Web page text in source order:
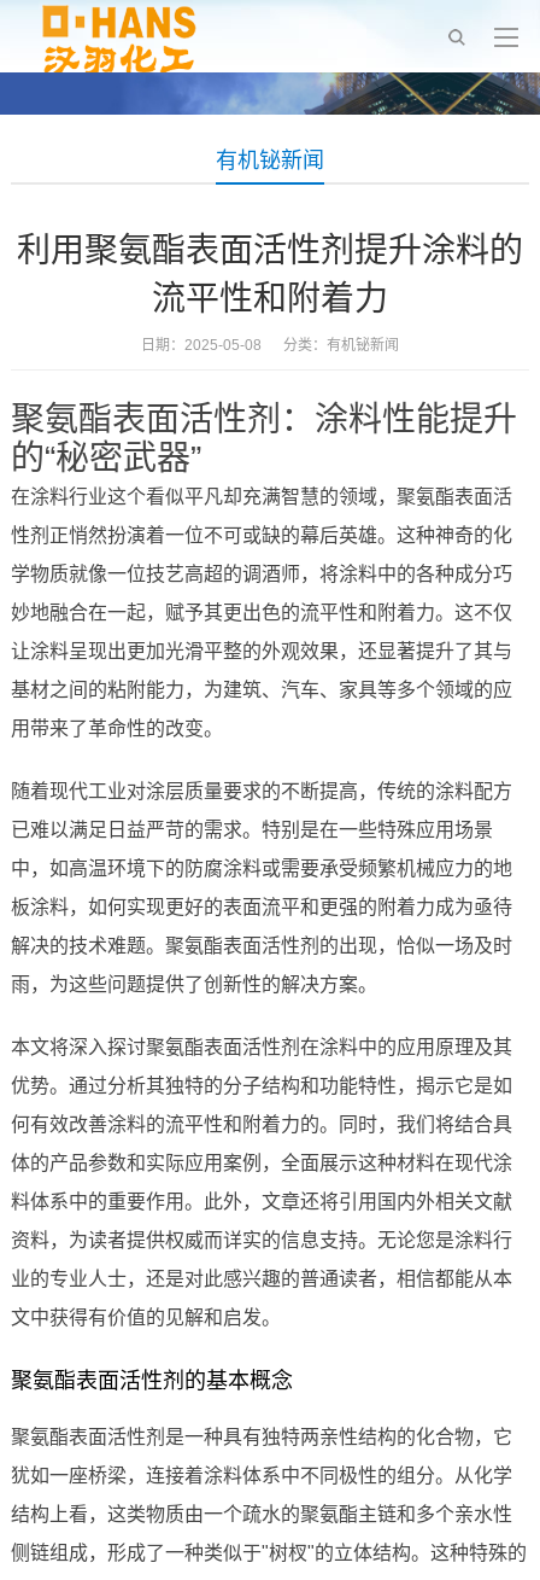
有机铋新闻
利用聚氨酯表面活性剂提升涂料的
流平性和附着力
日期：2025-05-08 分类： 有机铋新闻
聚氨酯表面活性剂：涂料性能提升
的“秘密武器”
在涂料行业这个看似平凡却充满智慧的领域，聚氨酯表面活
性剂正悄然扮演着一位不可或缺的幕后英雄。这种神奇的化
学物质就像一位技艺高超的调酒师，将涂料中的各种成分巧
妙地融合在一起，赋予其更出色的流平性和附着力。这不仅
让涂料呈现出更加光滑平整的外观效果，还显著提升了其与
基材之间的粘附能力，为建筑、汽车、家具等多个领域的应
用带来了革命性的改变。
随着现代工业对涂层质量要求的不断提高，传统的涂料配方
已难以满足日益严苛的需求。特别是在一些特殊应用场景
中，如高温环境下的防腐涂料或需要承受频繁机械应力的地
板涂料，如何实现更好的表面流平和更强的附着力成为亟待
解决的技术难题。聚氨酯表面活性剂的出现，恰似一场及时
雨，为这些问题提供了创新性的解决方案。
本文将深入探讨聚氨酯表面活性剂在涂料中的应用原理及其
优势。通过分析其独特的分子结构和功能特性，揭示它是如
何有效改善涂料的流平性和附着力的。同时，我们将结合具
体的产品参数和实际应用案例，全面展示这种材料在现代涂
料体系中的重要作用。此外，文章还将引用国内外相关文献
资料，为读者提供权威而详实的信息支持。无论您是涂料行
业的专业人士，还是对此感兴趣的普通读者，相信都能从本
文中获得有价值的见解和启发。
聚氨酯表面活性剂的基本概念
聚氨酯表面活性剂是一种具有独特两亲性结构的化合物，它
犹如一座桥梁，连接着涂料体系中不同极性的组分。从化学
结构上看，这类物质由一个疏水的聚氨酯主链和多个亲水性
侧链组成，形成了一种类似于"树杈"的立体结构。这种特殊的